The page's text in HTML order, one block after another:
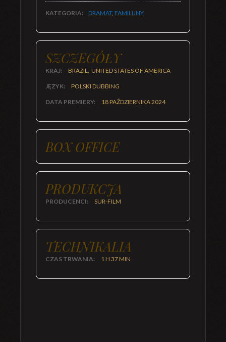
KATEGORIA: DRAMAT, FAMILIJNY
SZCZEGÓŁY
KRAJ: BRAZIL, UNITED STATES OF AMERICA
JĘZYK: POLSKI DUBBING
DATA PREMIERY: 18 PAŹDZIERNIKA 2024
BOX OFFICE
PRODUKCJA
PRODUCENCI: SUR-FILM
TECHNIKALIA
CZAS TRWANIA: 1 H 37 MIN